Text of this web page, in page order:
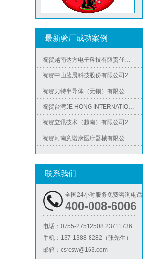
TCCC可口可乐验厂
Metro麦德龙验厂
ICS验厂
Lowe's劳氏验厂
最新验厂成功案例
祝贺中山蓝晨科技股份有限公司2026年快速通过BSCI验厂-B级
祝贺力特半导体（无锡）有限公司2026年快速通过RBA-VAP认证审核并取得170.2分
祝贺台湾JE HONG INTERNATIONAL TEXTILE CO., LTD 2026年快速通过GRS认证
祝贺立讯技术（越南）有限公司2026年快速通过RBA-VAP认证审核，斩获金牌评级！
祝贺河南意诺康医疗器械有限公司2026年快速通过GMP认证
祝贺印尼PT EVERPRO INDONESIA TECHNOLOGIES公司2026年快速通过RBA-VAP审核
联系我们
全国24小时服务免费咨询电话
400-008-6006
电话： 0755-27512508 23711736
手机： 137-1388-8282（张先生）
邮箱： csrcsw@163.com